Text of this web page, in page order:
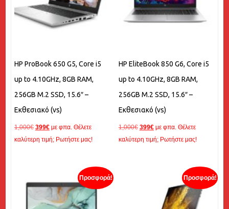
HP ProBook 650 G5, Core i5
up to 4.10GHz, 8GB RAM,
256GB M.2 SSD, 15.6″ –
Εκθεσιακό (vs)
1,000€ Original
price
399€Η
τρέχουσα
με φπα. Θέλετε
καλύτερη τιμή; Ρωτήστε μας!
HP EliteBook 850 G6, Core i5
up to 4.10GHz, 8GB RAM,
256GB M.2 SSD, 15.6″ –
Εκθεσιακό (vs)
1,000€ Original
price
399€Η
τρέχουσα
με φπα. Θέλετε
καλύτερη τιμή; Ρωτήστε μας!
Προσφορά! Προσφορά!